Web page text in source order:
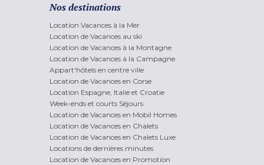
Nos destinations
Location Vacances à la Mer
Location de Vacances au ski
Location de Vacances à la Montagne
Location de Vacances à la Campagne
Appart'hôtels en centre ville
Location de Vacances en Corse
Location Espagne, Italie et Croatie
Week-ends et courts Séjours
Location de Vacances en Mobil Homes
Location de Vacances en Chalets
Location de Vacances en Chalets Luxe
Locations de dernières minutes
Location de Vacances en Promotion